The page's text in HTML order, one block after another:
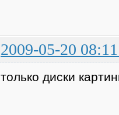
2009-05-20
только диски